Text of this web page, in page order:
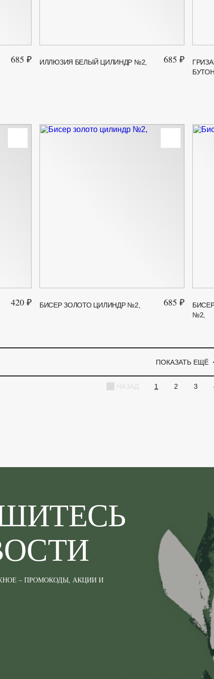
685 ₽ ИЛЛЮЗИЯ БЕЛЫЙ ЦИЛИНДР №2, 685 ₽
420 ₽ БИСЕР ЗОЛОТО ЦИЛИНДР №2, 685 ₽
№2,
ПОКАЗАТЬ ЕЩЁ
НАЗАД 1 2 3
– ПРОМОКОДЫ, АКЦИИ И